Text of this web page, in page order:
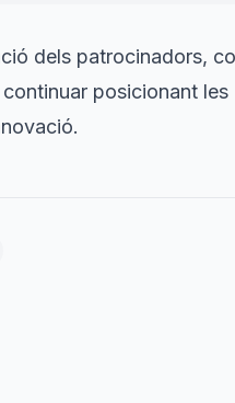
dels patrocinadors,
posicionant les